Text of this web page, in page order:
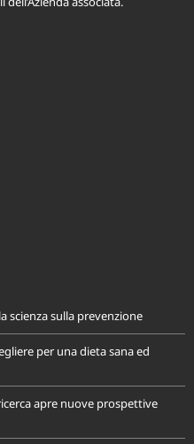
a dipendenti, collaboratori, soci
per una dieta sana ed
apre nuove prospettive